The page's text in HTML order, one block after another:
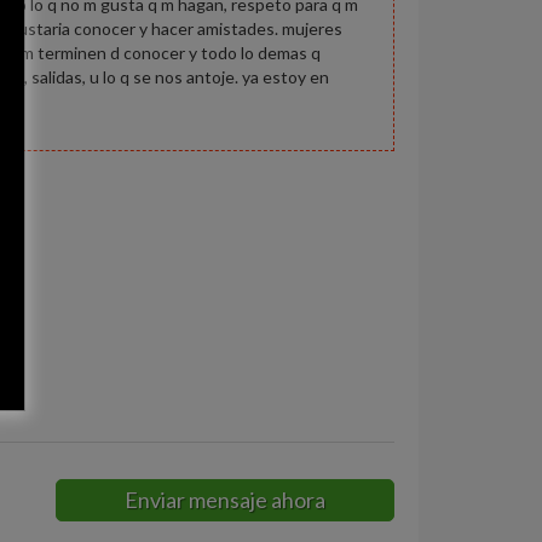
lo q no m gusta q m hagan, respeto para q m
conocer y hacer amistades. mujeres
m terminen d conocer y todo lo demas q
salidas, u lo q se nos antoje. ya estoy en
Enviar mensaje ahora